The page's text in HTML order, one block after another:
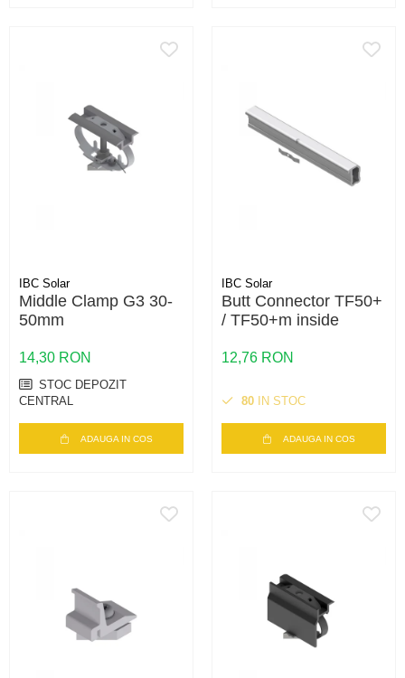
IBC Solar
Middle Clamp G3 30-
50mm
14,30 RON
STOC DEPOZIT
CENTRAL
ADAUGA IN COS
IBC Solar
Butt Connector TF50+
/ TF50+m inside
12,76 RON
80 IN STOC
ADAUGA IN COS